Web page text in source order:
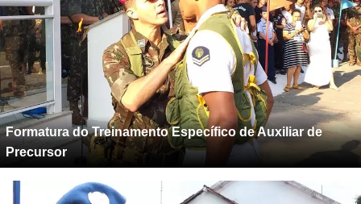
Formatura do Treinamento Específico de Auxiliar de
Precursor